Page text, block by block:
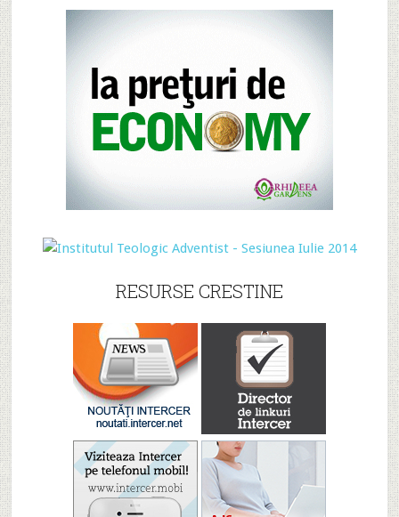
RESURSE CRESTINE